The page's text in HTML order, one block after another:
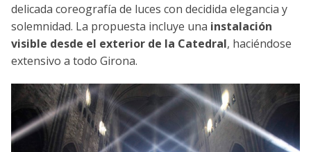
delicada coreografía de luces con decidida elegancia y
solemnidad. La propuesta incluye una instalación
visible desde el exterior de la Catedral, haciéndose
extensivo a todo Girona.